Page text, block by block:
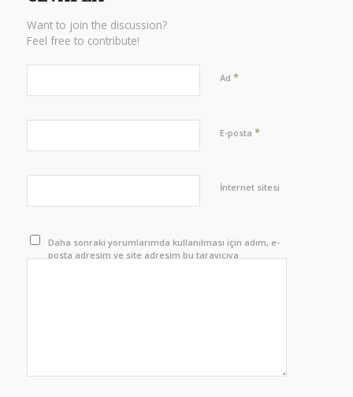
Want to join the discussion?
Feel free to contribute!
Ad *
E-posta *
İnternet sitesi
Daha sonraki yorumlarımda kullanılması için adım, e-
posta adresim ve site adresim bu tarayıcıya